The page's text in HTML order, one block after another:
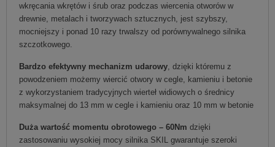
wkręcania wkrętów i śrub oraz podczas wiercenia otworów w
drewnie, metalach i tworzywach sztucznych, jest szybszy,
mocniejszy i ponad 10 razy trwalszy od porównywalnego silnika
szczotkowego.
Bardzo efektywny mechanizm udarowy , dzięki któremu z
powodzeniem możemy wiercić otwory w cegle, kamieniu i betonie
z wykorzystaniem tradycyjnych wierteł widiowych o średnicy
maksymalnej do 13 mm w cegle i kamieniu oraz 10 mm w betonie
Duża wartość momentu obrotowego – 60Nm dzięki
zastosowaniu wysokiej mocy silnika SKIL gwarantuje szeroki